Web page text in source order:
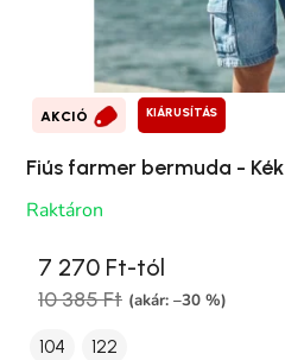
AKCIÓ KIÁRUSÍTÁS
Fiús farmer bermuda - Kék
Raktáron
7 270 Ft-tól
10 385 Ft (akár: –30 %)
104 122